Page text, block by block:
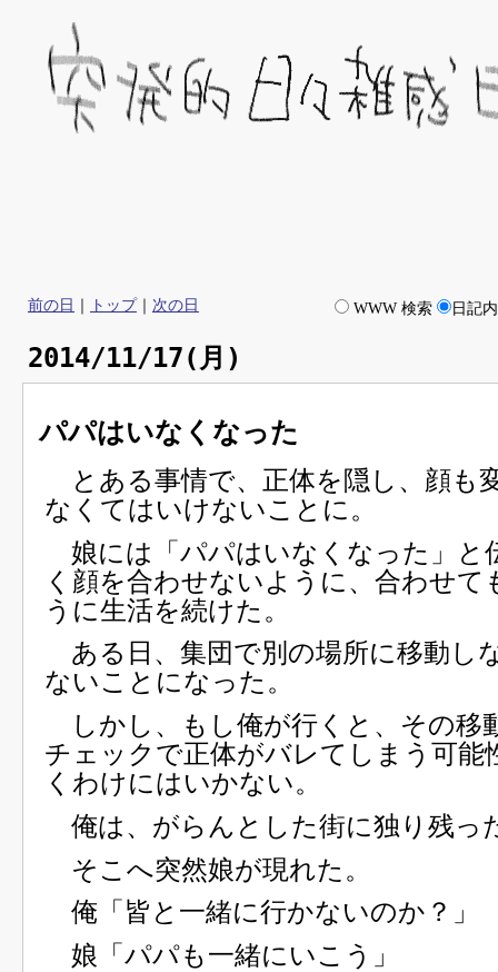
WWW 検索 日記
前の日 トップ 次の日
2014/11/17(月)
パパはいなくなった
とある事情で、正体を隠し、顔も
なくてはいけないことに。
娘には「パパはいなくなった」と
く顔を合わせないように、合わせて
うに生活を続けた。
ある日、集団で別の場所に移動し
ないことになった。
しかし、もし俺が行くと、その移
チェックで正体がバレてしまう可能
くわけにはいかない。
俺は、がらんとした街に独り残っ
そこへ突然娘が現れた。
俺「皆と一緒に行かないのか？」
娘「パパも一緒にいこう」